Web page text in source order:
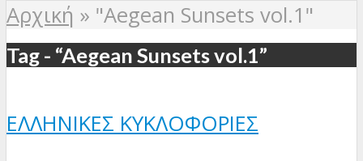
Αρχική » "Aegean Sunsets vol.1"
Tag - “Aegean Sunsets vol.1”
ΕΛΛΗΝΙΚΈΣ ΚΥΚΛΟΦΟΡΊΕΣ